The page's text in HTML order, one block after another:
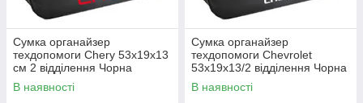
Сумка органайзер
техдопомоги Chery 53х19х13
см 2 відділення Чорна
В наявності
Сумка органайзер
техдопомоги Chevrolet
53х19х13/2 відділення Чорна
В наявності